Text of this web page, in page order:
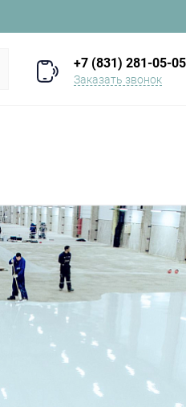
+7 (831) 281-05-05
Заказать звонок